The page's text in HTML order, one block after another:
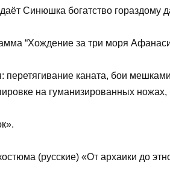
Синюшка богатство гораздому
“Хождение за три моря
перетягивание каната, бои
на гуманизированных ножах,
(русские) «От архаики до